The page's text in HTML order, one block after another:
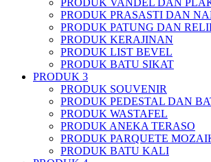
PRODUK VANDEL DAN
PRODUK PRASASTI DAN
PRODUK PATUNG DAN
PRODUK KERAJINAN
PRODUK LIST BEVEL
PRODUK BATU SIKAT
PRODUK 3
PRODUK SOUVENIR
PRODUK PEDESTAL DAN
PRODUK WASTAFEL
PRODUK ANEKA TERASO
PRODUK PARQUETE
PRODUK BATU KALI